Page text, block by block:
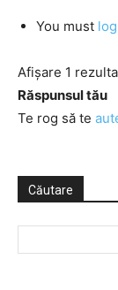
You must
Afișare 1
Răspunsul tău
Te rog să te
Căutare